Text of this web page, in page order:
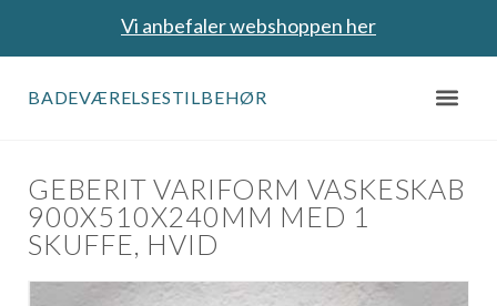
Vi anbefaler webshoppen her
BADEVÆRELSESTILBEHØR
GEBERIT VARIFORM VASKESKAB
900X510X240MM MED 1
SKUFFE, HVID